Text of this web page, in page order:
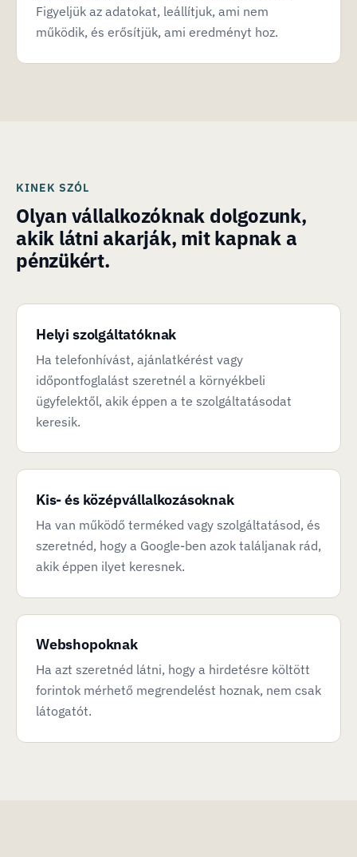
Figyeljük az adatokat, leállítjuk, ami nem
működik, és erősítjük, ami eredményt hoz.
KINEK SZÓL
Olyan vállalkozóknak dolgozunk,
akik látni akarják, mit kapnak a
pénzükért.
Helyi szolgáltatóknak
Ha telefonhívást, ajánlatkérést vagy
időpontfoglalást szeretnél a környékbeli
ügyfelektől, akik éppen a te szolgáltatásodat
keresik.
Kis- és középvállalkozásoknak
Ha van működő terméked vagy szolgáltatásod, és
szeretnéd, hogy a Google-ben azok találjanak rád,
akik éppen ilyet keresnek.
Webshopoknak
Ha azt szeretnéd látni, hogy a hirdetésre költött
forintok mérhető megrendelést hoznak, nem csak
látogatót.